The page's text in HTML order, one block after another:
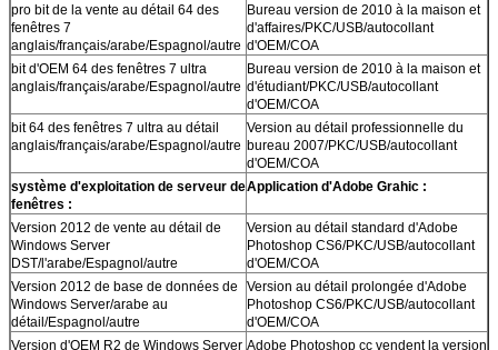
pro bit de la vente au détail 64 des
fenêtres 7
anglais/français/arabe/Espagnol/autre
Bureau version de 2010 à la maison et
d'affaires/PKC/USB/autocollant
d'OEM/COA
bit d'OEM 64 des fenêtres 7 ultra
anglais/français/arabe/Espagnol/autre
Bureau version de 2010 à la maison et
d'étudiant/PKC/USB/autocollant
d'OEM/COA
bit 64 des fenêtres 7 ultra au détail
anglais/français/arabe/Espagnol/autre
Version au détail professionnelle du
bureau 2007/PKC/USB/autocollant
d'OEM/COA
système d'exploitation de serveur de
fenêtres :
Application d'Adobe Grahic :
Version 2012 de vente au détail de
Windows Server
DST/l'arabe/Espagnol/autre
Version au détail standard d'Adobe
Photoshop CS6/PKC/USB/autocollant
d'OEM/COA
Version 2012 de base de données de
Windows Server/arabe au
détail/Espagnol/autre
Version au détail prolongée d'Adobe
Photoshop CS6/PKC/USB/autocollant
d'OEM/COA
Version d'OEM R2 de Windows Server Adobe Photoshop cc vendent la version